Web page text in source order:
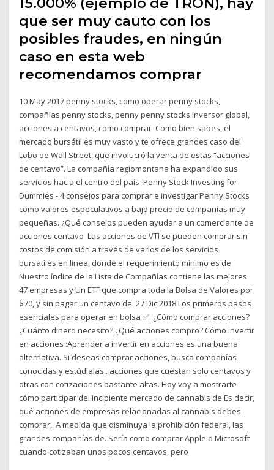
que ser muy cauto con los
posibles fraudes, en ningún
caso en esta web
recomendamos comprar
10 May 2017 penny stocks, como operar penny stocks,
compañias penny stocks, penny penny stocks inversor global,
acciones a centavos, como comprar Como bien sabes, el
mercado bursátil es muy vasto y te ofrece grandes caso del
Lobo de Wall Street, que involucró la venta de estas “acciones
de centavo”. La compañía regiomontana ha expandido sus
servicios hacia el centro del país Penny Stock Investing for
Dummies - 4 consejos para comprar e investigar Penny Stocks
como valores especulativos a bajo precio de compañías muy
pequeñas. ¿Qué consejos pueden ayudar a un comerciante de
acciones centavo Las acciones de VTI se pueden comprar sin
costos de comisión a través de varios de los servicios
bursátiles en línea, donde el requerimiento mínimo es de
Nuestro índice de la Lista de Compañías contiene las mejores
47 empresas y Un ETF que compra toda la Bolsa de Valores por
$70, y sin pagar un centavo de 27 Dic 2018 Los primeros pasos
esenciales para operar en bolsa ✅. ¿Cómo comprar acciones?
¿Cuánto dinero necesito? ¿Qué acciones compro? Cómo invertir
en acciones :Aprender a invertir en acciones es una buena
alternativa. Si deseas comprar acciones, busca compañías
conocidas y estúdialas.. acciones que cuestan solo centavos y
otras con cotizaciones bastante altas. Hoy voy a mostrarte
cómo participar del incipiente mercado de cannabis de Es decir,
qué acciones de empresas relacionadas al cannabis debes
comprar,. A medida que disminuya la prohibición federal, las
grandes compañías de. Sería como comprar Apple o Microsoft
cuando cotizaban unos pocos centavos, pero